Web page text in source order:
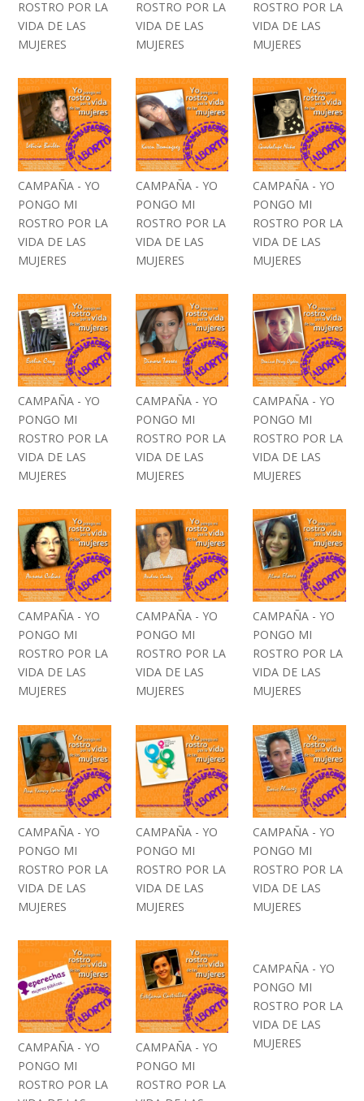
ROSTRO POR LA
VIDA DE LAS
MUJERES
ROSTRO POR LA
VIDA DE LAS
MUJERES
ROSTRO POR LA
VIDA DE LAS
MUJERES
CAMPAÑA - YO
PONGO MI
ROSTRO POR LA
VIDA DE LAS
MUJERES
CAMPAÑA - YO
PONGO MI
ROSTRO POR LA
VIDA DE LAS
MUJERES
CAMPAÑA - YO
PONGO MI
ROSTRO POR LA
VIDA DE LAS
MUJERES
CAMPAÑA - YO
PONGO MI
ROSTRO POR LA
VIDA DE LAS
MUJERES
CAMPAÑA - YO
PONGO MI
ROSTRO POR LA
VIDA DE LAS
MUJERES
CAMPAÑA - YO
PONGO MI
ROSTRO POR LA
VIDA DE LAS
MUJERES
CAMPAÑA - YO
PONGO MI
ROSTRO POR LA
VIDA DE LAS
MUJERES
CAMPAÑA - YO
PONGO MI
ROSTRO POR LA
VIDA DE LAS
MUJERES
CAMPAÑA - YO
PONGO MI
ROSTRO POR LA
VIDA DE LAS
MUJERES
CAMPAÑA - YO
PONGO MI
ROSTRO POR LA
VIDA DE LAS
MUJERES
CAMPAÑA - YO
PONGO MI
ROSTRO POR LA
VIDA DE LAS
MUJERES
CAMPAÑA - YO
PONGO MI
ROSTRO POR LA
VIDA DE LAS
MUJERES
CAMPAÑA - YO
PONGO MI
ROSTRO POR LA
CAMPAÑA - YO
PONGO MI
ROSTRO POR LA
CAMPAÑA - YO
PONGO MI
ROSTRO POR LA
VIDA DE LAS
MUJERES